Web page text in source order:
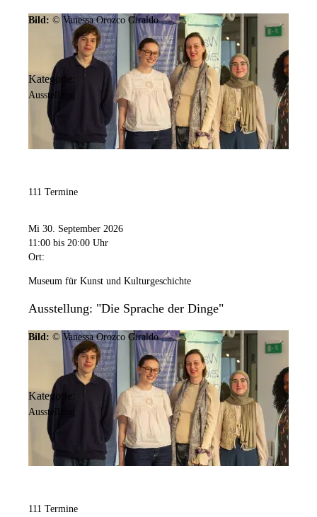
Bild: © Vanessa Orozco Giraldo
Kategorie:
Ausstellung
111 Termine
Mi 30. September 2026
11:00 bis 20:00 Uhr
Ort:
Museum für Kunst und Kulturgeschichte
Ausstellung: "Die Sprache der Dinge"
Bild: © Vanessa Orozco Giraldo
Kategorie:
Ausstellung
111 Termine